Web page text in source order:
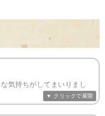
気持ちがしてまいりまし
。